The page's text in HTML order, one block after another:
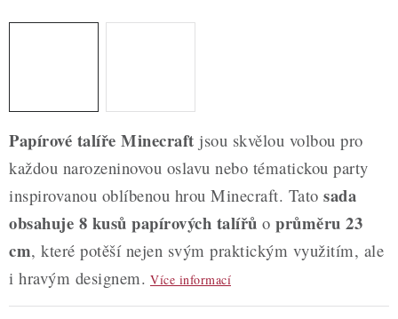
NOVÉ ZBOŽÍ
Nepřevzetí zásilky na dobírku
Hodnocení obchodu
Blog
Moje objednávka
Podmínky ochrany osobních údajů
Papírové talíře Minecraft jsou skvělou volbou pro
každou narozeninovou oslavu nebo tématickou party
inspirovanou oblíbenou hrou Minecraft. Tato sada
obsahuje 8 kusů papírových talířů o průměru 23
cm, které potěší nejen svým praktickým využitím, ale
i hravým designem. Více informací